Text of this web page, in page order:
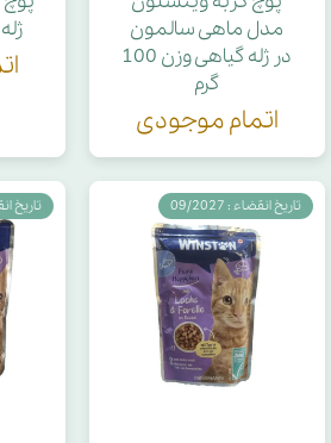
مدل ماهی سالمون
در ژله گیاهی وزن 100
گرم
اتمام موجودی
ژله
تاریخ انقضاء : 09/2027 تاریخ